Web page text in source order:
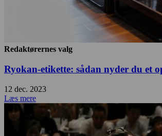
Redaktørernes valg
Ryokan-etikette: sådan nyder du et
12 dec. 2023
Læs mere